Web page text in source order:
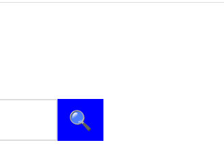
🔍